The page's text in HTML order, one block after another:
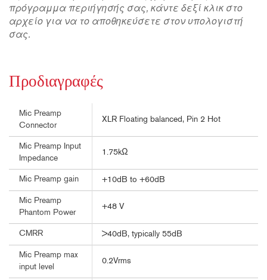
πρόγραμμα περιήγησής σας, κάντε δεξί κλικ στο
αρχείο για να το αποθηκεύσετε στον υπολογιστή
σας.
Προδιαγραφές
Mic Preamp
Connector
XLR Floating balanced, Pin 2 Hot
Mic Preamp Input
Impedance
1.75kΩ
Mic Preamp gain +10dB to +60dB
Mic Preamp
Phantom Power
+48 V
CMRR >40dB, typically 55dB
Mic Preamp max
input level
0.2Vrms